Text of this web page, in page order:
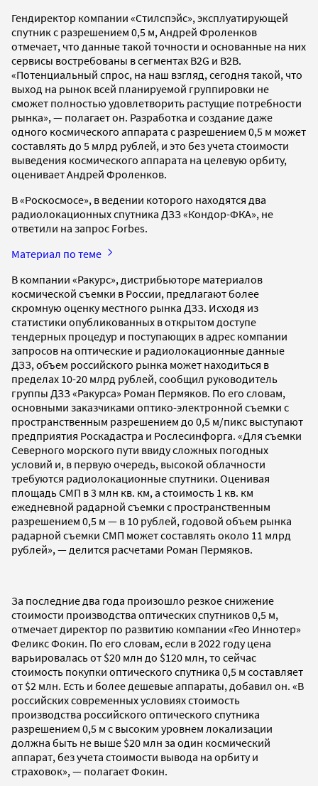
Гендиректор компании «Стилспэйс», эксплуатирующей
спутник с разрешением 0,5 м, Андрей Фроленков
отмечает, что данные такой точности и основанные на них
сервисы востребованы в сегментах B2G и B2B.
«Потенциальный спрос, на наш взгляд, сегодня такой, что
выход на рынок всей планируемой группировки не
сможет полностью удовлетворить растущие потребности
рынка», — полагает он. Разработка и создание даже
одного космического аппарата с разрешением 0,5 м может
составлять до 5 млрд рублей, и это без учета стоимости
выведения космического аппарата на целевую орбиту,
оценивает Андрей Фроленков.
В «Роскосмосе», в ведении которого находятся два
радиолокационных спутника ДЗЗ «Кондор-ФКА», не
ответили на запрос Forbes.
Материал по теме
В компании «Ракурс», дистрибьюторе материалов
космической съемки в России, предлагают более
скромную оценку местного рынка ДЗЗ. Исходя из
статистики опубликованных в открытом доступе
тендерных процедур и поступающих в адрес компании
запросов на оптические и радиолокационные данные
ДЗЗ, объем российского рынка может находиться в
пределах 10-20 млрд рублей, сообщил руководитель
группы ДЗЗ «Ракурса» Роман Пермяков. По его словам,
основными заказчиками оптико-электронной съемки с
пространственным разрешением до 0,5 м/пикс выступают
предприятия Роскадастра и Рослесинфорга. «Для съемки
Северного морского пути ввиду сложных погодных
условий и, в первую очередь, высокой облачности
требуются радиолокационные спутники. Оценивая
площадь СМП в 3 млн кв. км, а стоимость 1 кв. км
ежедневной радарной съемки с пространственным
разрешением 0,5 м — в 10 рублей, годовой объем рынка
радарной съемки СМП может составлять около 11 млрд
рублей», — делится расчетами Роман Пермяков.
За последние два года произошло резкое снижение
стоимости производства оптических спутников 0,5 м,
отмечает директор по развитию компании «Гео Иннотер»
Феликс Фокин. По его словам, если в 2022 году цена
варьировалась от $20 млн до $120 млн, то сейчас
стоимость покупки оптического спутника 0,5 м составляет
от $2 млн. Есть и более дешевые аппараты, добавил он. «В
российских современных условиях стоимость
производства российского оптического спутника
разрешением 0,5 м с высоким уровнем локализации
должна быть не выше $20 млн за один космический
аппарат, без учета стоимости вывода на орбиту и
страховок», — полагает Фокин.